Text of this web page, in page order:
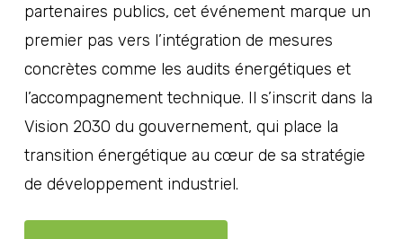
partenaires publics, cet événement marque un
premier pas vers l’intégration de mesures
concrètes comme les audits énergétiques et
l’accompagnement technique. Il s’inscrit dans la
Vision 2030 du gouvernement, qui place la
transition énergétique au cœur de sa stratégie
de développement industriel.